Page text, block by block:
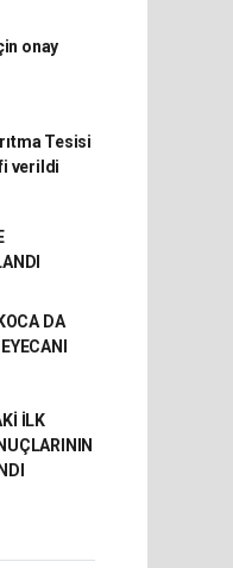
onay
Tesisi
verildi
DA
İLK